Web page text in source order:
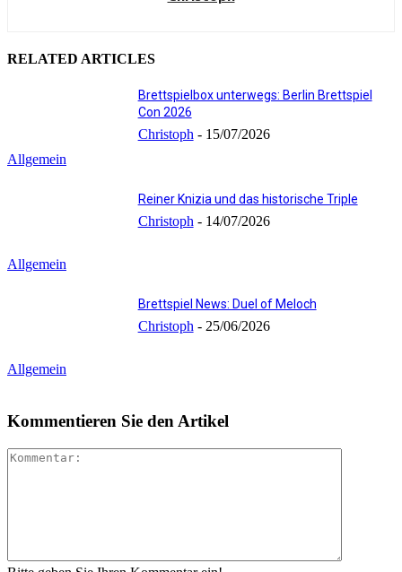
RELATED ARTICLES
Allgemein
Brettspielbox unterwegs: Berlin Brettspiel
Con 2026
Christoph - 15/07/2026
Allgemein
Reiner Knizia und das historische Triple
Christoph - 14/07/2026
Allgemein
Brettspiel News: Duel of Meloch
Christoph - 25/06/2026
Kommentieren Sie den Artikel